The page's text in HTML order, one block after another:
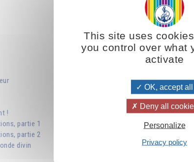
!
partie 1
partie 2
divin
This site uses
you control over what
activate
OK, accept all
Deny all
Personalize
Privacy policy